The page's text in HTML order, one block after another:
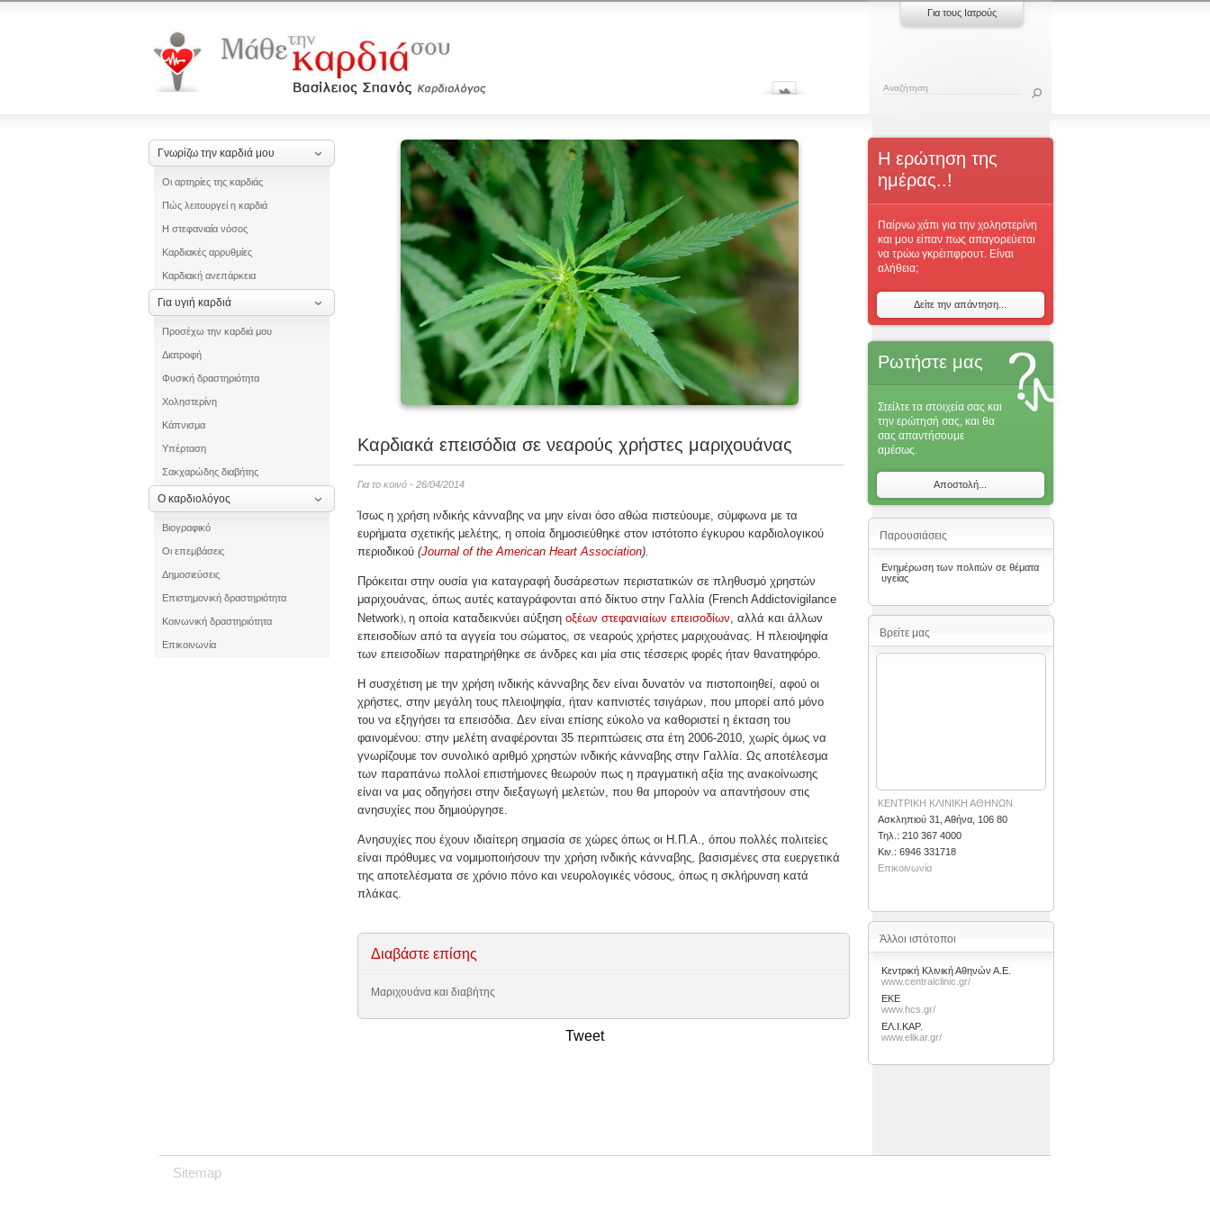
Για τους Ιατρούς
Γνωρίζω την καρδιά μου
Οι αρτηρίες της καρδιάς
Πώς λειτουργεί η καρδιά
Η στεφανιαία νόσος
Καρδιακές αρρυθμίες
Καρδιακή ανεπάρκεια
Για υγιή καρδιά
Προσέχω την καρδιά μου
Διατροφή
Φυσική δραστηριότητα
Χοληστερίνη
Κάπνισμα
Υπέρταση
Σακχαρώδης διαβήτης
Ο καρδιολόγος
Βιογραφικό
Οι επεμβάσεις
Δημοσιεύσεις
Επιστημονική δραστηριότητα
Κοινωνική δραστηριότητα
Επικοινωνία
Καρδιακά επεισόδια σε νεαρούς χρήστες μαριχουάνας
Για το κοινό - 26/04/2014
Ίσως η χρήση ινδικής κάνναβης να μην είναι όσο αθώα πιστεύουμε, σύμφωνα με τα
ευρήματα σχετικής μελέτης, η οποία δημοσιεύθηκε στον ιστότοπο έγκυρου καρδιολογικού
περιοδικού (Journal of the American Heart Association).
Πρόκειται στην ουσία για καταγραφή δυσάρεστων περιστατικών σε πληθυσμό χρηστών
μαριχουάνας, όπως αυτές καταγράφονται από δίκτυο στην Γαλλία (French Addictovigilance
Network), η οποία καταδεικνύει αύξηση οξέων στεφανιαίων επεισοδίων, αλλά και άλλων
επεισοδίων από τα αγγεία του σώματος, σε νεαρούς χρήστες μαριχουάνας. Η πλειοψηφία
των επεισοδίων παρατηρήθηκε σε άνδρες και μία στις τέσσερις φορές ήταν θανατηφόρο.
Η συσχέτιση με την χρήση ινδικής κάνναβης δεν είναι δυνατόν να πιστοποιηθεί, αφού οι
χρήστες, στην μεγάλη τους πλειοψηφία, ήταν καπνιστές τσιγάρων, που μπορεί από μόνο
του να εξηγήσει τα επεισόδια. Δεν είναι επίσης εύκολο να καθοριστεί η έκταση του
φαινομένου: στην μελέτη αναφέρονται 35 περιπτώσεις στα έτη 2006-2010, χωρίς όμως να
γνωρίζουμε τον συνολικό αριθμό χρηστών ινδικής κάνναβης στην Γαλλία. Ως αποτέλεσμα
των παραπάνω πολλοί επιστήμονες θεωρούν πως η πραγματική αξία της ανακοίνωσης
είναι να μας οδηγήσει στην διεξαγωγή μελετών, που θα μπορούν να απαντήσουν στις
ανησυχίες που δημιούργησε.
Ανησυχίες που έχουν ιδιαίτερη σημασία σε χώρες όπως οι Η.Π.Α., όπου πολλές πολιτείες
είναι πρόθυμες να νομιμοποιήσουν την χρήση ινδικής κάνναβης, βασισμένες στα ευεργετικά
της αποτελέσματα σε χρόνιο πόνο και νευρολογικές νόσους, όπως η σκλήρυνση κατά
πλάκας.
Διαβάστε επίσης
Μαριχουάνα και διαβήτης
Tweet
Η ερώτηση της
ημέρας..!
Παίρνω χάπι για την χοληστερίνη
και μου είπαν πως απαγορεύεται
να τρώω γκρέιπφρουτ. Είναι
αλήθεια;
Δείτε την απάντηση...
Ρωτήστε μας
Στείλτε τα στοιχεία σας και
την ερώτησή σας, και θα
σας απαντήσoυμε
αμέσως.
Αποστολή...
Παρουσιάσεις
Ενημέρωση των πολιτών σε θέματα
υγείας
Βρείτε μας
ΚΕΝΤΡΙΚΗ ΚΛΙΝΙΚΗ ΑΘΗΝΩΝ
Ασκληπιού 31, Αθήνα, 106 80
Τηλ.: 210 367 4000
Kιν.: 6946 331718
Επικοινωνία
Άλλοι ιστότοποι
Κεντρική Κλινική Αθηνών Α.Ε.
www.centralclinic.gr/
ΕΚΕ
www.hcs.gr/
ΕΛ.Ι.ΚΑΡ.
www.elikar.gr/
Sitemap